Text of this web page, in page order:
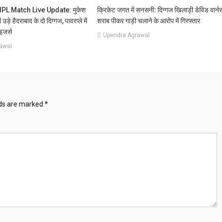
Match Live Update: मुकेश
हैदराबाद के दो दिग्गज, पावरप्ले में
क्रिकेट जगत में सनसनी: दिग्गज खिलाड़ी डेविड वार्नर
शराब पीकर गाड़ी चलाने के आरोप में गिरफ्तार
Upendra Agrawal
are marked *